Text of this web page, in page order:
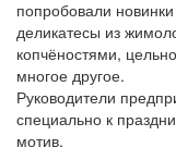
попробовали
деликатесы из
копчёностями,
многое другое.
Руководители
специально к
мотив.